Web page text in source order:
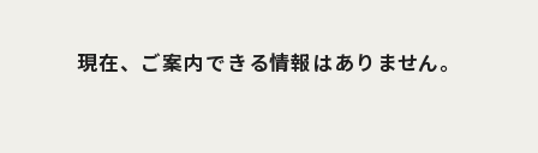
現在、ご案内できる情報はありません。